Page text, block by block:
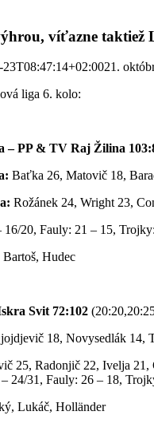
víťazne taktiež
23T08:47:14+02:0021.
liga 6. kolo:
– PP & TV Raj Žilina
Baťka 26, Matovič 18,
Rožánek 24, Wright 23,
16/20, Fauly: 21 – 15,
Hudec
Svit 72:102
18, Novysedlák 14,
25, Radonjič 22, Ivelja 21,
24/31, Fauly: 26 – 18,
Lukáč, Holländer